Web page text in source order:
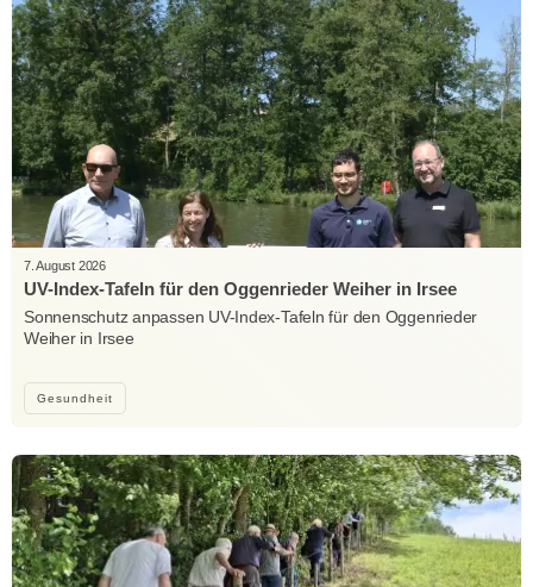
Gesundheit
7. August 2026
UV-Index-Tafeln für den Oggenrieder Weiher in Irsee
Sonnenschutz anpassen UV-Index-Tafeln für den Oggenrieder
Weiher in Irsee